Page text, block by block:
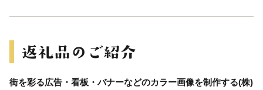
街を彩る広告・看板・バナーなどのカラー画像を制作する(株)